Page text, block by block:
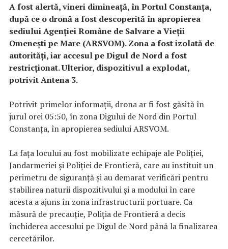
A fost alertă, vineri dimineață, în Portul Constanța,
după ce o dronă a fost descoperită în apropierea
sediului Agenției Române de Salvare a Vieții
Omenești pe Mare (ARSVOM). Zona a fost izolată de
autorități, iar accesul pe Digul de Nord a fost
restricționat. Ulterior, dispozitivul a explodat,
potrivit Antena 3.
Potrivit primelor informații, drona ar fi fost găsită în
jurul orei 05:50, în zona Digului de Nord din Portul
Constanța, în apropierea sediului ARSVOM.
La fața locului au fost mobilizate echipaje ale Poliției,
Jandarmeriei și Poliției de Frontieră, care au instituit un
perimetru de siguranță și au demarat verificări pentru
stabilirea naturii dispozitivului și a modului în care
acesta a ajuns în zona infrastructurii portuare. Ca
măsură de precauție, Poliția de Frontieră a decis
închiderea accesului pe Digul de Nord până la finalizarea
cercetărilor.